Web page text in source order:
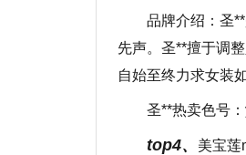
品牌介绍：圣
先声。圣**擅于调
自始至终力求女装
圣**热卖色号
top4、 美宝莲